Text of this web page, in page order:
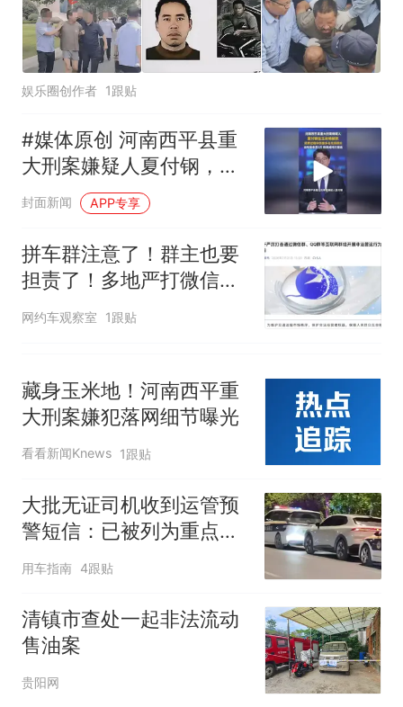
娱乐圈创作者 1跟贴
#媒体原创 河南西平县重
大刑案嫌疑人夏付钢，在
玉米地被抓，逃窜过程中
伤害多名无辜群众，当地
曾悬赏5万，称其或持刀
潜逃
封面新闻 APP专享
拼车群注意了！群主也要
担责了！多地严打微信
群、QQ群非法营运
网约车观察室 1跟贴
藏身玉米地！河南西平重
大刑案嫌犯落网细节曝光
看看新闻Knews 1跟贴
大批无证司机收到运管预
警短信：已被列为重点查
处对象，立即停止接单、
注销账号
用车指南 4跟贴
清镇市查处一起非法流动
售油案
贵阳网